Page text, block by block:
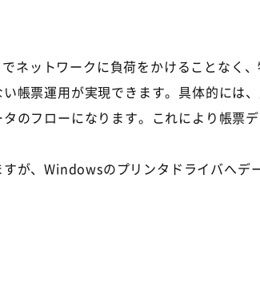
ネットワークに負荷をかけることなく
帳票運用が実現できます。具体的には
のフローになります。これにより帳票
が、Windowsのプリンタドライバへデ